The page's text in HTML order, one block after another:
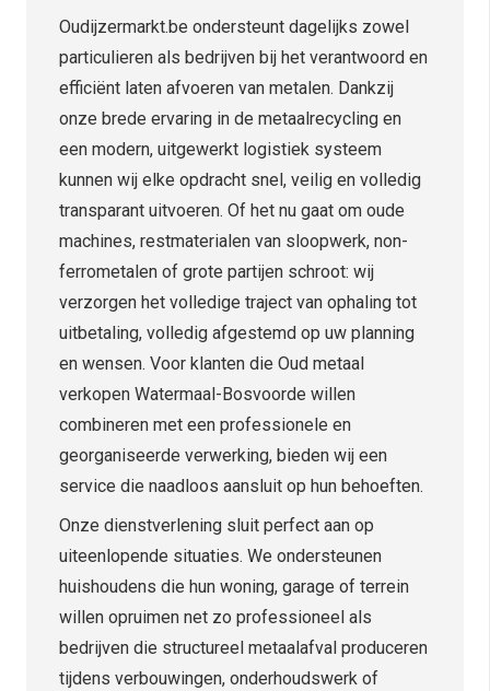
Oudijzermarkt.be ondersteunt dagelijks zowel
particulieren als bedrijven bij het verantwoord en
efficiënt laten afvoeren van metalen. Dankzij
onze brede ervaring in de metaalrecycling en
een modern, uitgewerkt logistiek systeem
kunnen wij elke opdracht snel, veilig en volledig
transparant uitvoeren. Of het nu gaat om oude
machines, restmaterialen van sloopwerk, non-
ferrometalen of grote partijen schroot: wij
verzorgen het volledige traject van ophaling tot
uitbetaling, volledig afgestemd op uw planning
en wensen. Voor klanten die Oud metaal
verkopen Watermaal-Bosvoorde willen
combineren met een professionele en
georganiseerde verwerking, bieden wij een
service die naadloos aansluit op hun behoeften.
Onze dienstverlening sluit perfect aan op
uiteenlopende situaties. We ondersteunen
huishoudens die hun woning, garage of terrein
willen opruimen net zo professioneel als
bedrijven die structureel metaalafval produceren
tijdens verbouwingen, onderhoudswerk of